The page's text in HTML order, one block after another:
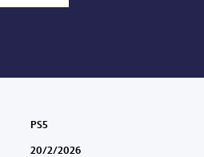
PS5
20/2/2026